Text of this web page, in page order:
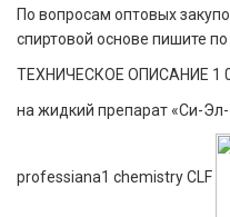
По вопросам оптовых
спиртовой основе пишите
ТЕХНИЧЕСКОЕ ОПИСАНИЕ 1
на жидкий препарат «Си-
professiana1 chemistry CLF